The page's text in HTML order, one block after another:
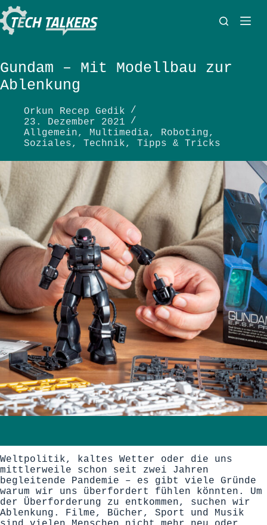
Zum
Inhalt
springen
Gundam – Mit Modellbau zur
Ablenkung
Orkun Recep Gedik
23. Dezember 2021
Allgemein, Multimedia, Roboting,
Soziales, Technik, Tipps & Tricks
Weltpolitik, kaltes Wetter oder die uns
mittlerweile schon seit zwei Jahren
begleitende Pandemie – es gibt viele Gründe
warum wir uns überfordert fühlen könnten. Um
der Überforderung zu entkommen, suchen wir
Ablenkung. Filme, Bücher, Sport und Musik